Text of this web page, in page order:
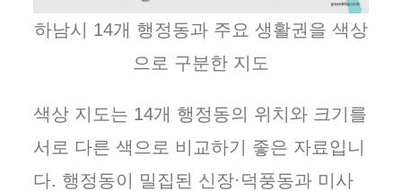
하남시 14개 행정동과 주요 생활권을 색상
으로 구분한 지도
색상 지도는 14개 행정동의 위치와 크기를
서로 다른 색으로 비교하기 좋은 자료입니
다. 행정동이 밀집된 신장·덕풍동과 미사